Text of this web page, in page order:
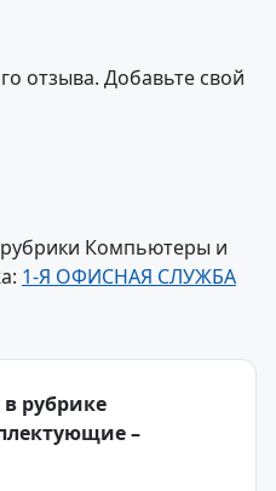
отзыва. Добавьте свой
Компьютеры и
1-Я ОФИСНАЯ СЛУЖБА
рубрике
–